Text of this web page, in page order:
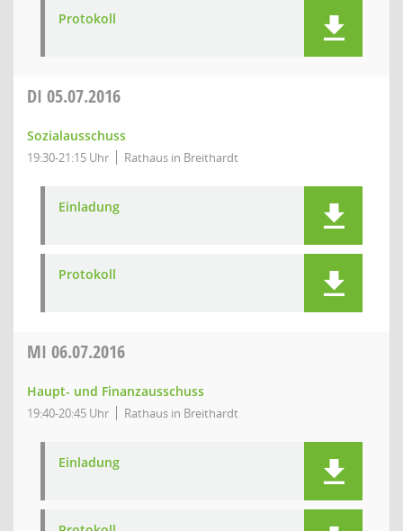
Protokoll
DI 05.07.2016
Sozialausschuss
19:30-21:15 Uhr Rathaus in Breithardt
Einladung
Protokoll
MI 06.07.2016
Haupt- und Finanzausschuss
19:40-20:45 Uhr Rathaus in Breithardt
Einladung